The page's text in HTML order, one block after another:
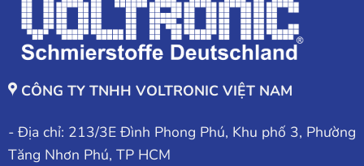
CÔNG TY TNHH VOLTRONIC VIỆT NAM
- Địa chỉ: 213/3E Đình Phong Phú, Khu phố 3, Phường
Tăng Nhơn Phú, TP HCM